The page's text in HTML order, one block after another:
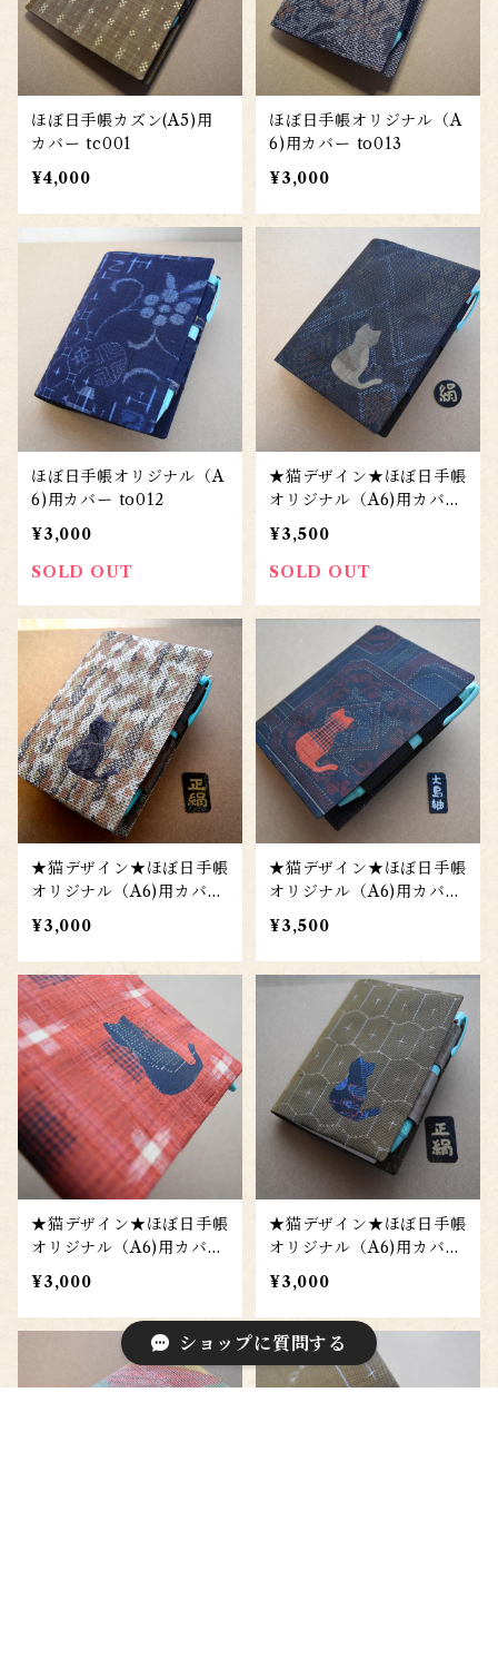
ほぼ日手帳カズン(A5)用
カバー tc001
¥4,000
ほぼ日手帳オリジナル（A
6)用カバー to013
¥3,000
ほぼ日手帳オリジナル（A
6)用カバー to012
¥3,000
SOLD OUT
★猫デザイン★ほぼ日手帳
オリジナル（A6)用カバー
(大島紬) to011zn
¥3,500
SOLD OUT
★猫デザイン★ほぼ日手帳
オリジナル（A6)用カバー
¥3,000
★猫デザイン★ほぼ日手帳
オリジナル（A6)用カバー
(大島紬)to009zn
¥3,500
★猫デザイン★ほぼ日手帳
オリジナル（A6)用カバー
¥3,000
★猫デザイン★ほぼ日手帳
オリジナル（A6)用カバー
¥3,000
ショップに質問する